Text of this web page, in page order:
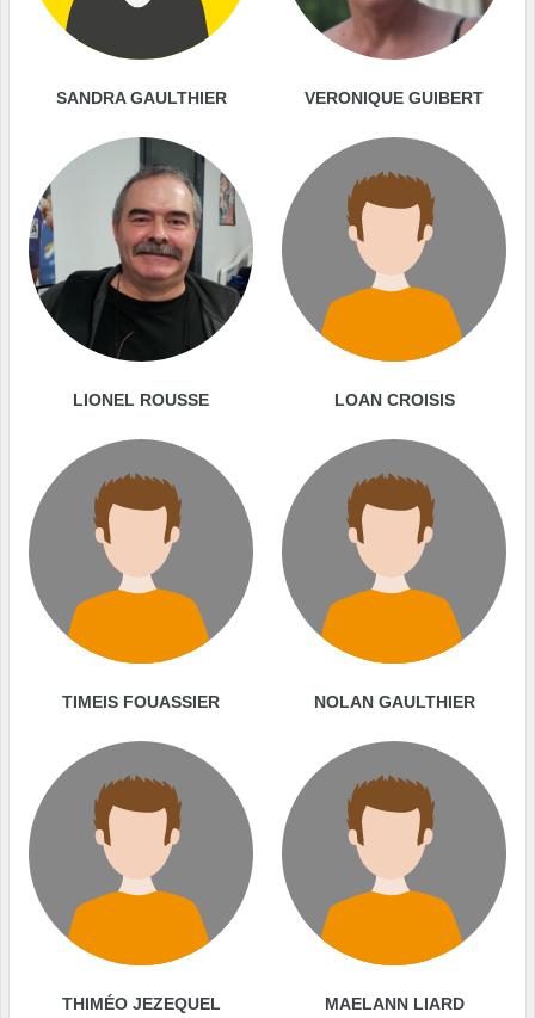
SANDRA GAULTHIER VERONIQUE GUIBERT
LIONEL ROUSSE LOAN CROISIS
TIMEIS FOUASSIER NOLAN GAULTHIER
THIMÉO JEZEQUEL MAELANN LIARD